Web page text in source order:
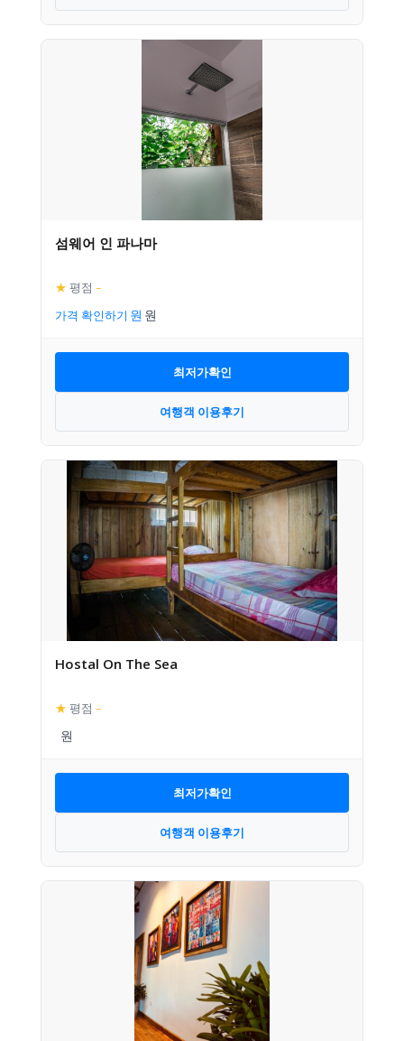
섬웨어 인 파나마
★ 평점 –
가격 확인하기
최저가확인
여행객 이용후기
Hostal On The Sea
★ 평점 –
최저가확인
여행객 이용후기